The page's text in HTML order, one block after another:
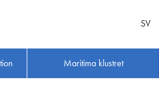
SV
Maritima klustret